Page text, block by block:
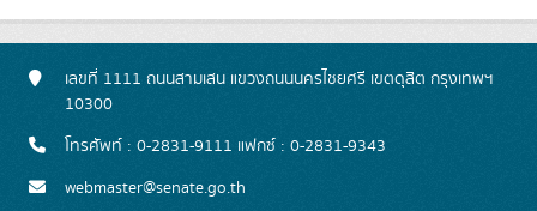
เลขที่ 1111 ถนนสามเสน แขวงถนนนครไชยศรี เขตดุสิต กรุงเทพฯ
10300
โทรศัพท์ : 0-2831-9111 แฟกซ์ : 0-2831-9343
webmaster@senate.go.th